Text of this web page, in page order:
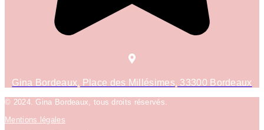
Gina Bordeaux, Place des Millésimes, 33300 Bordeaux
© 2024. Gina Bordeaux, tous droits réservés.
Mentions légales